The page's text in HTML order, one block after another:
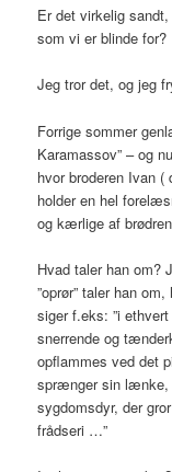
Er det virkelig
som vi er blinde for?
Jeg tror det, og jeg
Forrige sommer
Karamassov” – og
hvor broderen Ivan
holder en hel
og kærlige af
Hvad taler han om?
”oprør” taler han
siger f.eks: ”i
snerrende og
opflammes ved det
sprænger sin lænke,
sygdomsdyr, der
frådseri …”